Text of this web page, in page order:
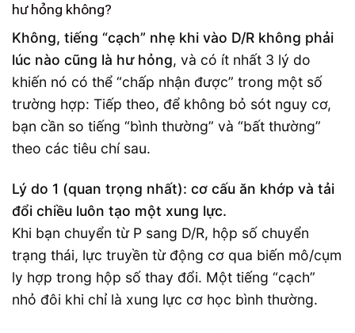
hư hỏng không?
Không, tiếng “cạch” nhẹ khi vào D/R không phải
lúc nào cũng là hư hỏng, và có ít nhất 3 lý do
khiến nó có thể “chấp nhận được” trong một số
trường hợp: Tiếp theo, để không bỏ sót nguy cơ,
bạn cần so tiếng “bình thường” và “bất thường”
theo các tiêu chí sau.
Lý do 1 (quan trọng nhất): cơ cấu ăn khớp và tải
đổi chiều luôn tạo một xung lực.
Khi bạn chuyển từ P sang D/R, hộp số chuyển
trạng thái, lực truyền từ động cơ qua biến mô/cụm
ly hợp trong hộp số thay đổi. Một tiếng “cạch”
nhỏ đôi khi chỉ là xung lực cơ học bình thường.